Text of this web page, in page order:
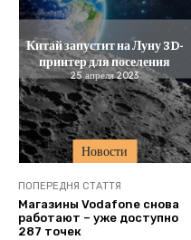
Новости
Китай запустит на Луну 3D-
принтер для поселения
25 апреля 2023
ПОПЕРЕДНЯ СТАТТЯ
Магазины Vodafone снова
работают – уже доступно
287 точек